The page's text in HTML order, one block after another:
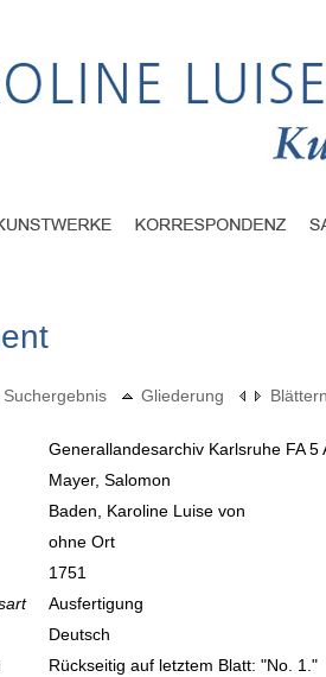
Gliederung
Generallandesarchiv Karlsruhe FA
Mayer, Salomon
Baden, Karoline Luise von
ohne Ort
1751
Ausfertigung
Deutsch
Rückseitig auf letztem Blatt: "No. 1."